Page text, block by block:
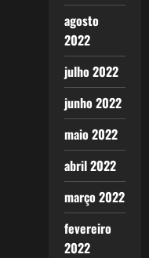
agosto
2022
julho 2022
junho 2022
maio 2022
abril 2022
março 2022
fevereiro
2022